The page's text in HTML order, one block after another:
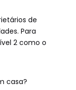
de
Para
2 como o
casa?